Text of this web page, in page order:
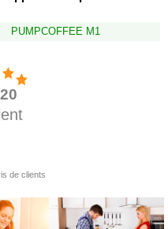
PUMPCOFFEE M1